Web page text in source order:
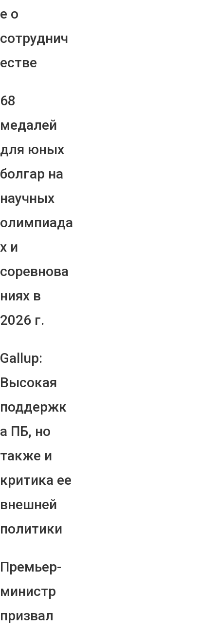
е о
сотруднич
естве
68
медалей
для юных
болгар на
научных
олимпиада
х и
соревнова
ниях в
2026 г.
Gallup:
Высокая
поддержк
а ПБ, но
также и
критика ее
внешней
политики
Премьер-
министр
призвал